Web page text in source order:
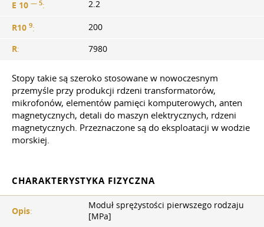
E 10 — 5: 2.2
R10 9: 200
R: 7980
Stopy takie są szeroko stosowane w nowoczesnym
przemyśle przy produkcji rdzeni transformatorów,
mikrofonów, elementów pamięci komputerowych, anten
magnetycznych, detali do maszyn elektrycznych, rdzeni
magnetycznych. Przeznaczone są do eksploatacji w wodzie
morskiej.
CHARAKTERYSTYKA FIZYCZNA
Opis:
Moduł sprężystości pierwszego rodzaju
[MPa]